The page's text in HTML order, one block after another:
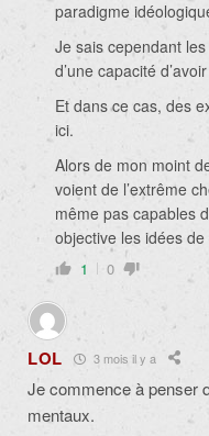
paradigme
Je sais cependant
d’une capacité
Et dans ce cas, des
ici.
Alors de mon moint
voient de l’extrême
même pas capables
objective les idées
1 0
LOL 3 mois il y a
Je commence à penser
mentaux.